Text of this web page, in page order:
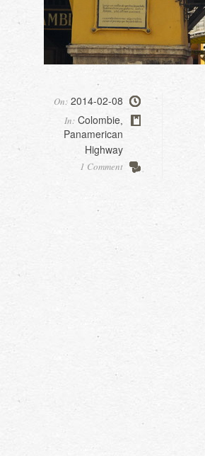
On: 2014-02-08
In: Colombie
Panamerican
Highway
1 Comment